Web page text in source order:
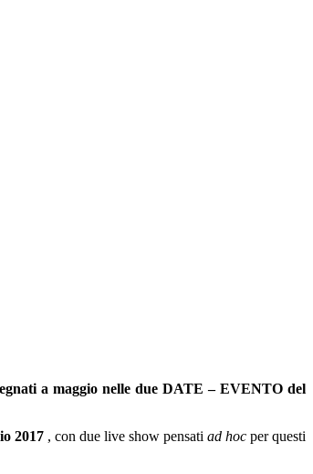
a maggio nelle due DATE – EVENTO del
2017, con due live show pensati ad hoc per questi